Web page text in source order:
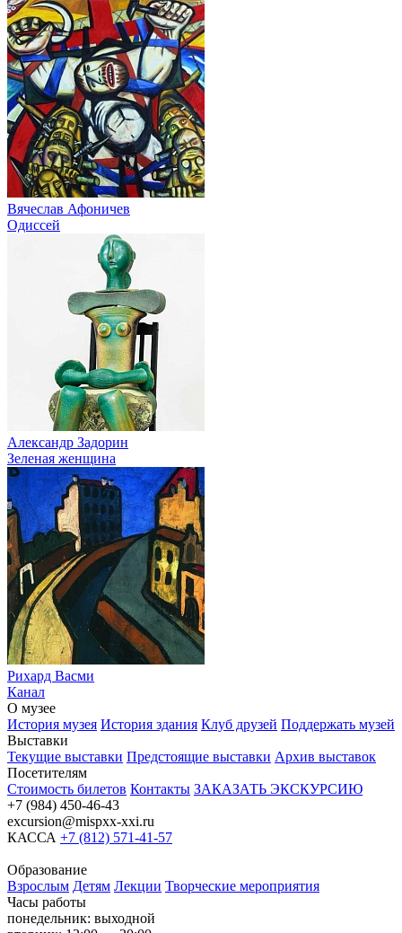
Вячеслав Афоничев
Одиссей
Александр Задорин
Зеленая женщина
Рихард Васми
Канал
О музее
История музея История здания Клуб друзей Поддержать музей
Выставки
Текущие выставки Предстоящие выставки Архив выставок
Посетителям
Стоимость билетов Контакты ЗАКАЗАТЬ ЭКСКУРСИЮ
+7 (984) 450-46-43
excursion@mispxx-xxi.ru
КАССА +7 (812) 571-41-57
Образование
Взрослым Детям Лекции Творческие мероприятия
Часы работы
понедельник: выходной